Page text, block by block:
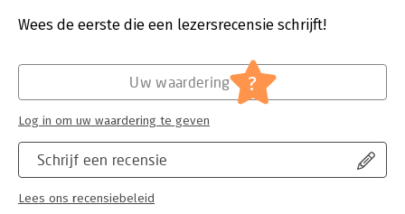
Verschijningsdatum:
29-11-2018
Algemeen management
Wees de eerste die een lezersrecensie schrijft!
Schrijf een recensie
Lees ons recensiebeleid
Uw waardering ?
Log in om uw waardering te geven